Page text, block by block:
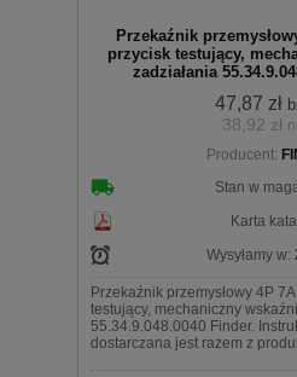
koszyka
Przekaźnik
przycisk testujący,
zadziałania
47,87 zł
38,92 zł
Producent:
Stan w
Karta
Wysyłamy w:
Przekaźnik przemysłowy 4P
testujący, mechaniczny
55.34.9.048.0040 Finder.
dostarczana jest razem z